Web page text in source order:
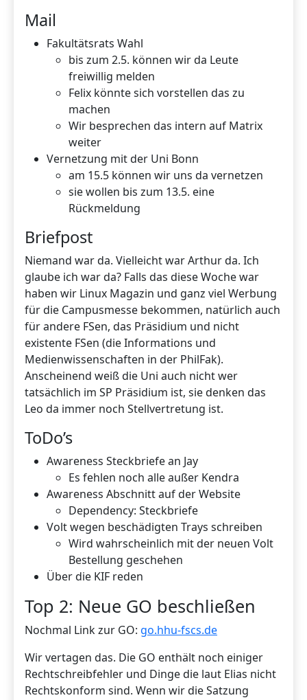
Mail
Fakultätsrats Wahl
bis zum 2.5. können wir da Leute
freiwillig melden
Felix könnte sich vorstellen das zu
machen
Wir besprechen das intern auf Matrix
weiter
Vernetzung mit der Uni Bonn
am 15.5 können wir uns da vernetzen
sie wollen bis zum 13.5. eine
Rückmeldung
Briefpost
Niemand war da. Vielleicht war Arthur da. Ich
glaube ich war da? Falls das diese Woche war
haben wir Linux Magazin und ganz viel Werbung
für die Campusmesse bekommen, natürlich auch
für andere FSen, das Präsidium und nicht
existente FSen (die Informations und
Medienwissenschaften in der PhilFak).
Anscheinend weiß die Uni auch nicht wer
tatsächlich im SP Präsidium ist, sie denken das
Leo da immer noch Stellvertretung ist.
ToDo’s
Awareness Steckbriefe an Jay
Es fehlen noch alle außer Kendra
Awareness Abschnitt auf der Website
Dependency: Steckbriefe
Volt wegen beschädigten Trays schreiben
Wird wahrscheinlich mit der neuen Volt
Bestellung geschehen
Über die KIF reden
Top 2: Neue GO beschließen
Nochmal Link zur GO: go.hhu-fscs.de
Wir vertagen das. Die GO enthält noch einiger
Rechtschreibfehler und Dinge die laut Elias nicht
Rechtskonform sind. Wenn wir die Satzung